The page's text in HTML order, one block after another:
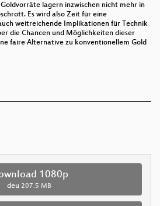
lagern inzwischen nicht mehr in
Es wird also Zeit für eine
weitreichende Implikationen für Technik
die Chancen und Möglichkeiten dieser
faire Alternative zu konventionellem Gold
1080p
deu 207.5 MB